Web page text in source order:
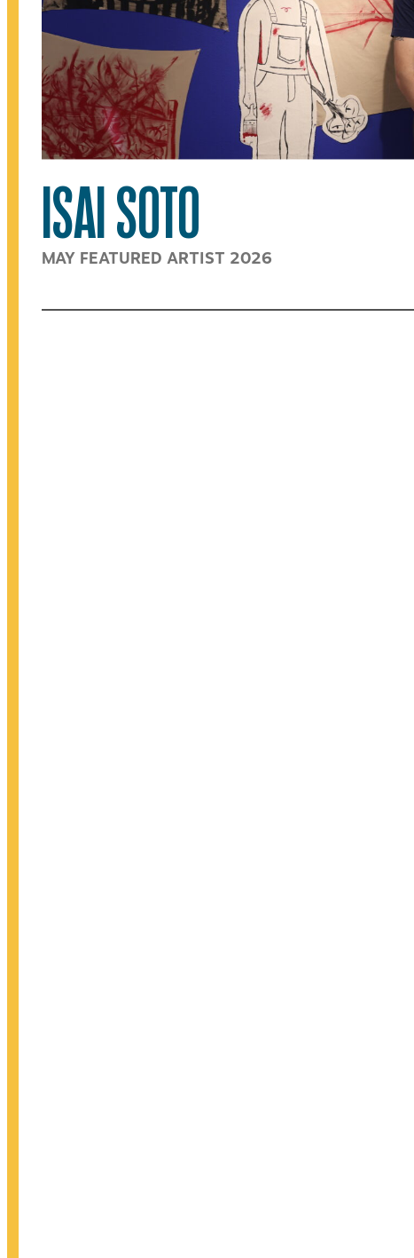
ISAI SOTO
MAY FEATURED ARTIST 2026